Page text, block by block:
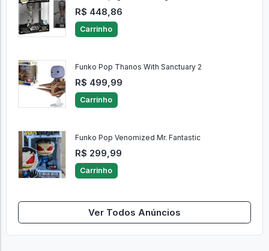
R$ 448,86
Carrinho
Funko Pop Thanos With Sanctuary 2
R$ 499,99
Carrinho
Funko Pop Venomized Mr. Fantastic
R$ 299,99
Carrinho
Ver Todos Anúncios